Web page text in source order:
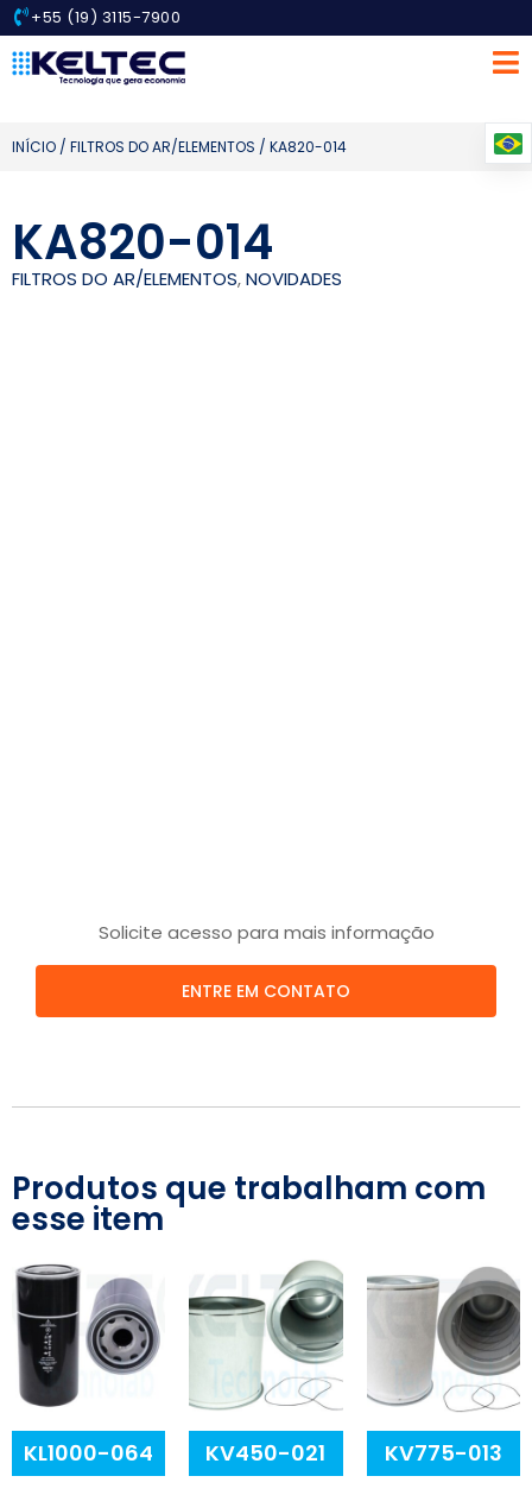
+55 (19) 3115-7900
INÍCIO / FILTROS DO AR/ELEMENTOS / KA820-014
KA820-014
FILTROS DO AR/ELEMENTOS,NOVIDADES
Solicite acesso para mais informação
ENTRE EM CONTATO
Produtos que trabalham com
esse item
KL1000-064 KV450-021 KV775-013